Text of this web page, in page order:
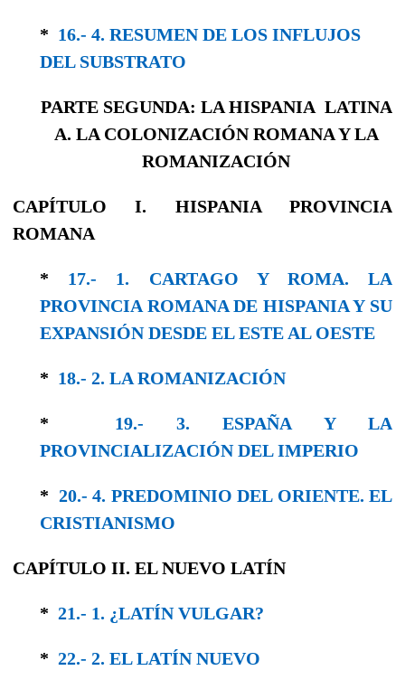
* 16.- 4. RESUMEN DE LOS INFLUJOS
DEL SUBSTRATO
PARTE SEGUNDA: LA HISPANIA LATINA
A. LA COLONIZACIÓN ROMANA Y LA
ROMANIZACIÓN
CAPÍTULO I. HISPANIA PROVINCIA
ROMANA
* 17.- 1. CARTAGO Y ROMA. LA
PROVINCIA ROMANA DE HISPANIA Y SU
EXPANSIÓN DESDE EL ESTE AL OESTE
* 18.- 2. LA ROMANIZACIÓN
* 19.- 3. ESPAÑA Y LA
PROVINCIALIZACIÓN DEL IMPERIO
* 20.- 4. PREDOMINIO DEL ORIENTE. EL
CRISTIANISMO
CAPÍTULO II. EL NUEVO LATÍN
* 21.- 1. ¿LATÍN VULGAR?
* 22.- 2. EL LATÍN NUEVO